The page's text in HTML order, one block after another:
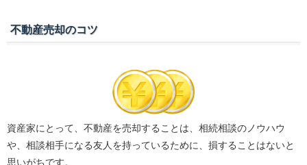
不動産売却のコツ
資産家にとって、不動産を売却することは、相続相談のノウハウ
や、相談相手になる友人を持っているために、損することはないと
思いがちです。